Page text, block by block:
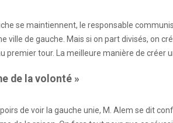
se maintiennent, le responsable
ville de gauche. Mais si on part divisés, on
premier tour. La meilleure manière de créer
de la volonté »
de voir la gauche unie, M. Alem se dit